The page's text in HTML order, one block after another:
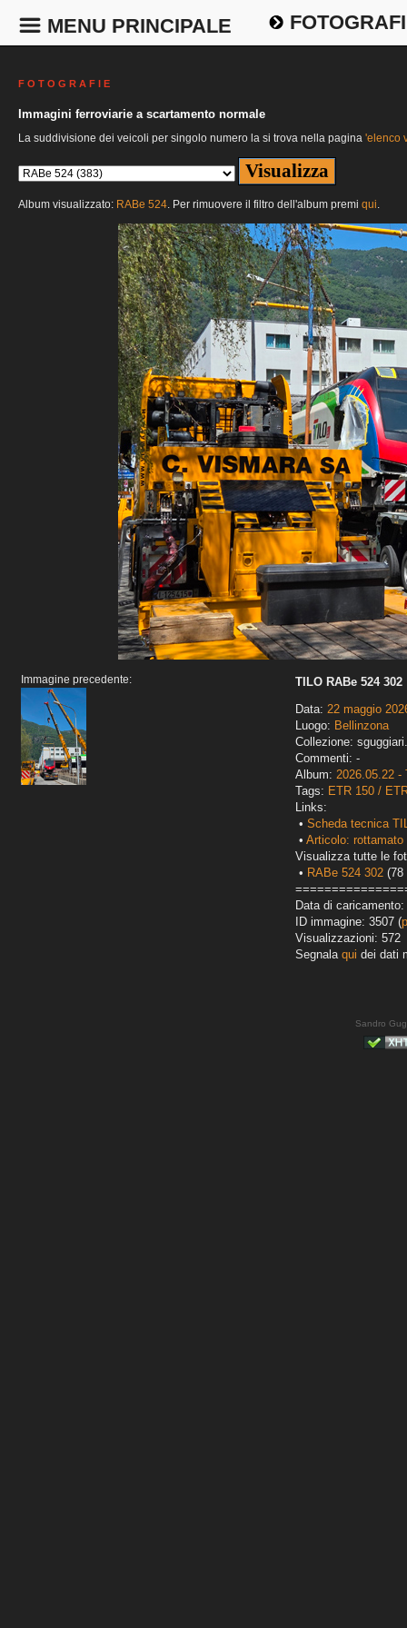
MENU PRINCIPALE
F O T O G R A F I E
Immagini ferroviarie a scartamento normale
La suddivisione dei veicoli per singolo numero la si trova nella pagina 'elenco
Album visualizzato: RABe 524. Per rimuovere il filtro dell'album premi qui.
Immagine precedente:
TILO RABe 524 302
Data: 22 maggio
Luogo: Bellinzona
Collezione:
Commenti: -
Album: 2026.05.22 -
Tags: ETR 150 /
Links:
• Scheda tecnica
• Articolo:
Visualizza tutte le
• RABe 524 302 (78
Data di
ID immagine: 3507 (
Visualizzazioni: 572
Segnala qui dei dati
Sandro